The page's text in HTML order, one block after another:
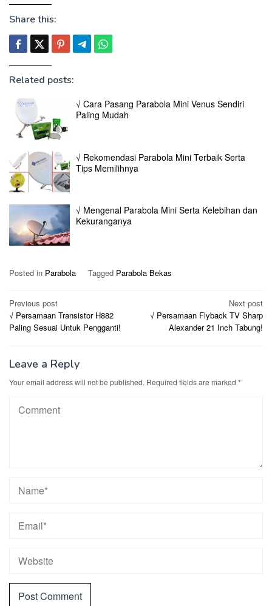
Share this:
Related posts:
√ Cara Pasang Parabola Mini Venus Sendiri
Paling Mudah
√ Rekomendasi Parabola Mini Terbaik Serta
Tips Memilihnya
√ Mengenal Parabola Mini Serta Kelebihan dan
Kekuranganya
Posted in Parabola Tagged Parabola Bekas
Post
navigation
Previous post
√ Persamaan Transistor H882
Paling Sesuai Untuk Pengganti!
Next post
√ Persamaan Flyback TV Sharp
Alexander 21 Inch Tabung!
Leave a Reply
Your email address will not be published. Required fields are marked *